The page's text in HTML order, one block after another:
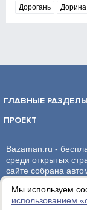
Мы используем
использованием
Дорогань
Дорина
ГЛАВНЫЕ РАЗДЕЛЫ
ПРОЕКТ
Bazaman.ru -
среди открытых
сайте собрана
администрация